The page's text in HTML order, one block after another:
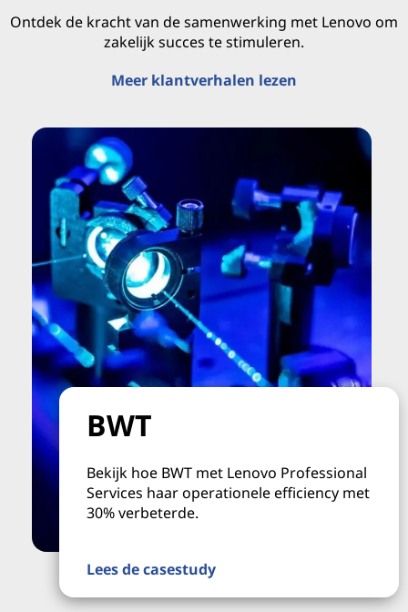
Ontdek de kracht van de samenwerking met Lenovo om
zakelijk succes te stimuleren.
Meer klantverhalen lezen
BWT
Bekijk hoe BWT met Lenovo Professional
Services haar operationele efficiency met
30% verbeterde.
Lees de casestudy